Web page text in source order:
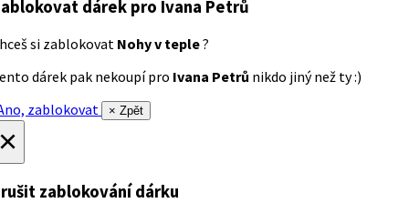
dárek pro Ivana Petrů
si zablokovat Nohy v teple?
dárek pak nekoupí pro Ivana Petrů nikdo jiný než ty :)
zablokovat
× Zpět
zablokování dárku